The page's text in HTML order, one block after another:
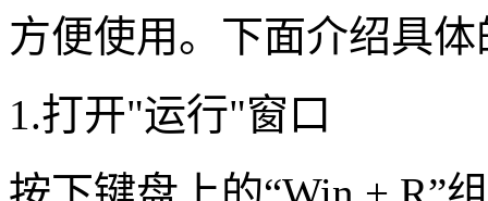
方便使用。下面介绍具
1.打开"运行"窗口